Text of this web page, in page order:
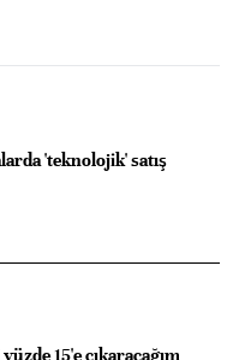
'teknolojik' satış
15'e çıkaracağım